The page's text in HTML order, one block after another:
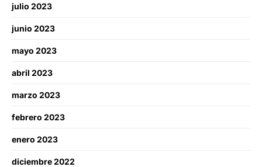
julio 2023
junio 2023
mayo 2023
abril 2023
marzo 2023
febrero 2023
enero 2023
diciembre 2022